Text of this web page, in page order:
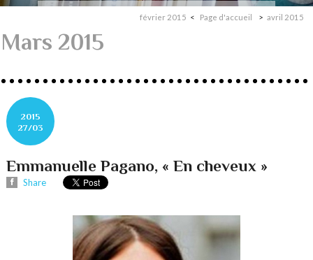
février 2015 Page d'accueil avril 2015
Mars 2015
2015
27/03
Emmanuelle Pagano, « En cheveux »
Share